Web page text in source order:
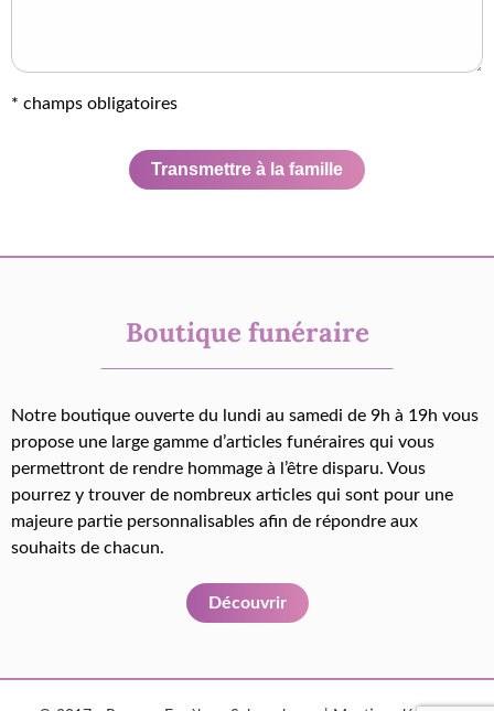
* champs obligatoires
Transmettre à la famille
Boutique funéraire
Notre boutique ouverte du lundi au samedi de 9h à 19h vous
propose une large gamme d’articles funéraires qui vous
permettront de rendre hommage à l’être disparu. Vous
pourrez y trouver de nombreux articles qui sont pour une
majeure partie personnalisables afin de répondre aux
souhaits de chacun.
Découvrir